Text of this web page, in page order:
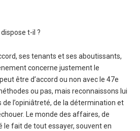
t-il ?
ses tenants et ses aboutissants,
concerne justement le
être d’accord ou non avec le 47e
ou pas, mais reconnaissons lui
l’opiniâtreté, de la détermination et
Le monde des affaires, de
le fait de tout essayer, souvent en